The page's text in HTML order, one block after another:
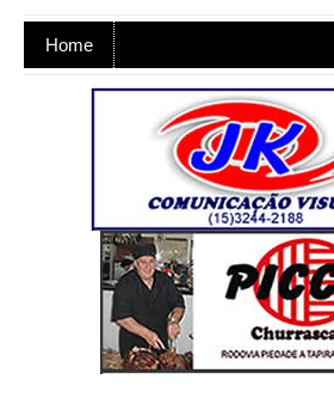
Home
Ano XX - Postagens
de segunda a sexta-